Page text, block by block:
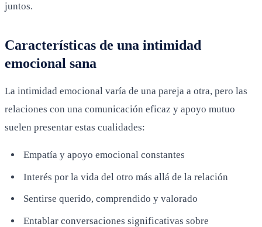
juntos.
Características de una intimidad
emocional sana
La intimidad emocional varía de una pareja a otra, pero las
relaciones con una comunicación eficaz y apoyo mutuo
suelen presentar estas cualidades:
Empatía y apoyo emocional constantes
Interés por la vida del otro más allá de la relación
Sentirse querido, comprendido y valorado
Entablar conversaciones significativas sobre